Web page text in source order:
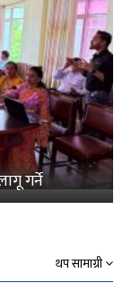
गर्ने
थप सामाग्री